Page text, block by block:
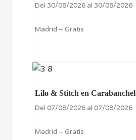
Del 30/08/2026 al 30/08/2026
Madrid – Gratis
Lilo & Stitch en Carabanchel
Del 07/08/2026 al 07/08/2026
Madrid – Gratis